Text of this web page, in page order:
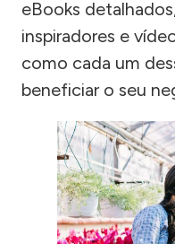
eBooks
inspiradores e
como cada um
beneficiar o seu